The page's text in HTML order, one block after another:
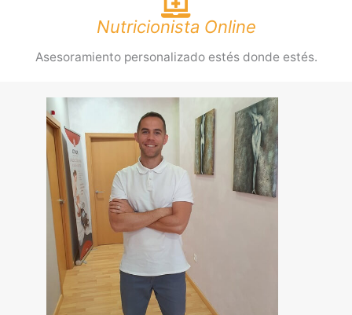
Nutricionista Online
Asesoramiento personalizado estés donde estés.